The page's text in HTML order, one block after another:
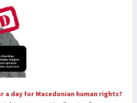
a day for Macedonian human rights?